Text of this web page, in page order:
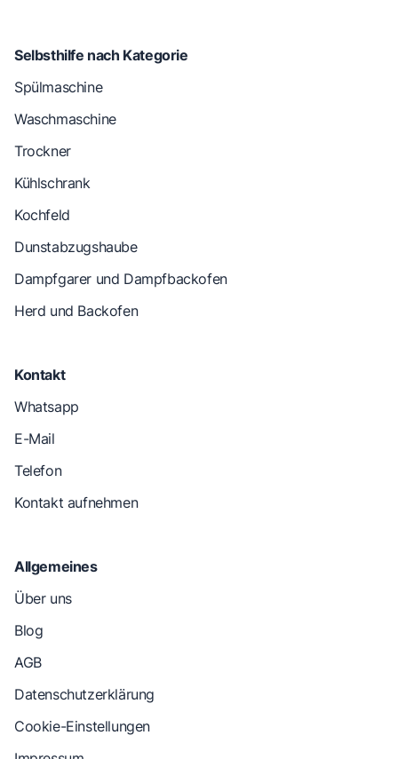
Selbsthilfe nach Kategorie
Spülmaschine
Waschmaschine
Trockner
Kühlschrank
Kochfeld
Dunstabzugshaube
Dampfgarer und Dampfbackofen
Herd und Backofen
Kontakt
Whatsapp
E-Mail
Telefon
Kontakt aufnehmen
Allgemeines
Über uns
Blog
AGB
Datenschutzerklärung
Cookie-Einstellungen